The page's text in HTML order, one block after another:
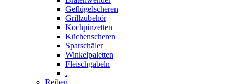
Geflügelscheren
Grillzubehör
Kochpinzetten
Küchenscheren
Sparschäler
Winkelpaletten
Fleischgabeln
.
Reiben